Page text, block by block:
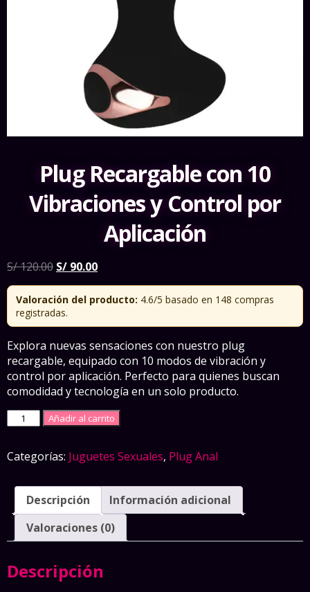
Plug Recargable con 10
Vibraciones y Control por
Aplicación
S/120.00 El
original
era:
S/ 120.00.
S/ 90.00El
actual
S/ 90.00.
Valoración del producto: 4.6/5 basado en 148 compras
registradas.
Explora nuevas sensaciones con nuestro plug
recargable, equipado con 10 modos de vibración y
control por aplicación. Perfecto para quienes buscan
comodidad y tecnología en un solo producto.
Plug
10
Control
Aplicación
Añadir al carrito
Categorías: Juguetes Sexuales, Plug Anal
Descripción
Información adicional
Valoraciones (0)
Descripción